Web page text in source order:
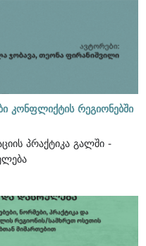
კონფლიქტის რეგიონებში
პრაქტიკა გალში -